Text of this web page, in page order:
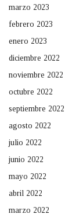
marzo 2023
febrero 2023
enero 2023
diciembre 2022
noviembre 2022
octubre 2022
septiembre 2022
agosto 2022
julio 2022
junio 2022
mayo 2022
abril 2022
marzo 2022